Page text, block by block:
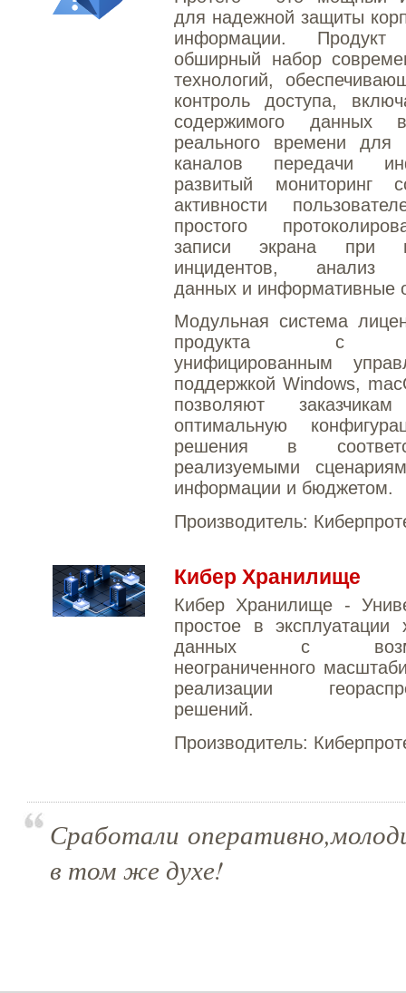
для надежной защиты
информации. Продукт
обширный набор
технологий,
контроль доступа,
содержимого данных
реального времени для
каналов передачи
развитый мониторинг
активности
простого
записи экрана при
инцидентов, анализ
данных и информативные
Модульная система
продукта с
унифицированным
поддержкой Windows,
позволяют
оптимальную
решения в
реализуемыми
информации и бюджетом.
Производитель:
Кибер Хранилище
Кибер Хранилище -
простое в эксплуатации
данных c
неограниченного
реализации
решений.
Производитель:
Сработали
в том же духе!